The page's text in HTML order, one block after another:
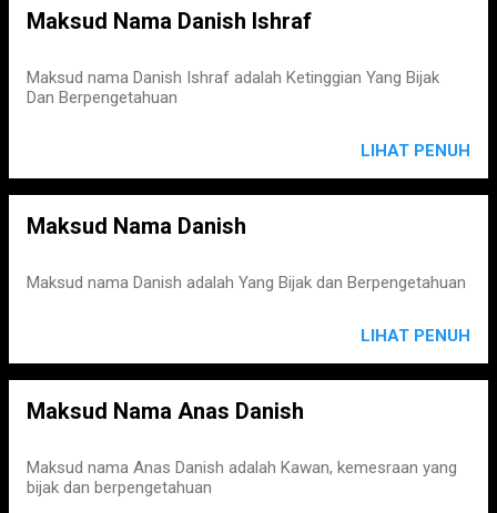
Maksud Nama Danish Ishraf
Maksud nama Danish Ishraf adalah Ketinggian Yang Bijak
Dan Berpengetahuan
LIHAT PENUH
Maksud Nama Danish
Maksud nama Danish adalah Yang Bijak dan Berpengetahuan
LIHAT PENUH
Maksud Nama Anas Danish
Maksud nama Anas Danish adalah Kawan, kemesraan yang
bijak dan berpengetahuan